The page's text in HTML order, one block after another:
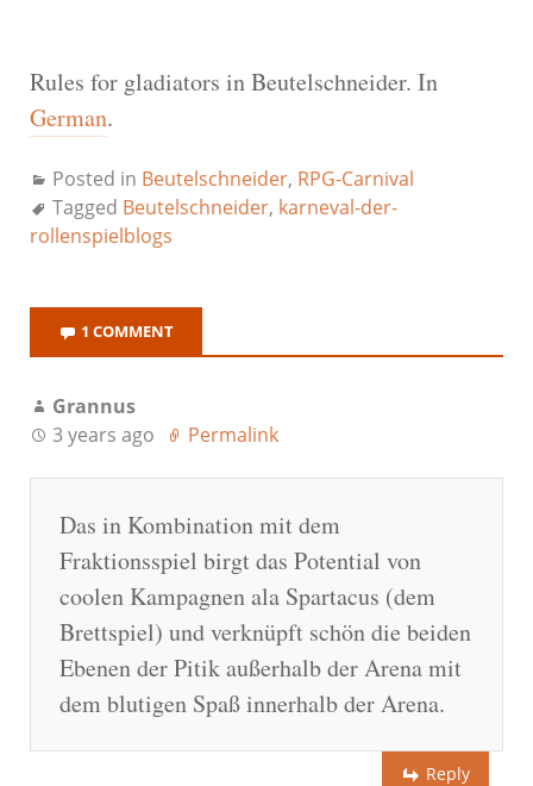
Rules for gladiators in Beutelschneider. In
German.
Posted in Beutelschneider, RPG-Carnival
Tagged Beutelschneider, karneval-der-
rollenspielblogs
1 COMMENT
Grannus
3 years ago
Permalink
Das in Kombination mit dem
Fraktionsspiel birgt das Potential von
coolen Kampagnen ala Spartacus (dem
Brettspiel) und verknüpft schön die beiden
Ebenen der Pitik außerhalb der Arena mit
dem blutigen Spaß innerhalb der Arena.
Reply